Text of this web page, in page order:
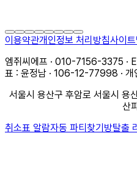
이용약관개인정보 처리방침사이트
엠쥐씨에프 · 010-7156-3375 ·
표 : 윤정남 · 106-12-77998 · 개
서울시 용산구 후암로 서울시 용
산
취소표 알람자동 파티찾기방탈출